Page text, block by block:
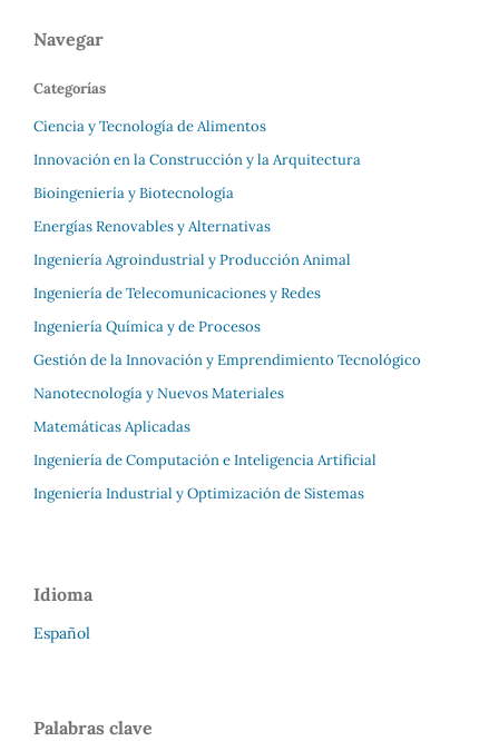
Navegar
Categorías
Ciencia y Tecnología de Alimentos
Innovación en la Construcción y la Arquitectura
Bioingeniería y Biotecnología
Energías Renovables y Alternativas
Ingeniería Agroindustrial y Producción Animal
Ingeniería de Telecomunicaciones y Redes
Ingeniería Química y de Procesos
Gestión de la Innovación y Emprendimiento Tecnológico
Nanotecnología y Nuevos Materiales
Matemáticas Aplicadas
Ingeniería de Computación e Inteligencia Artificial
Ingeniería Industrial y Optimización de Sistemas
Idioma
Español
Palabras clave